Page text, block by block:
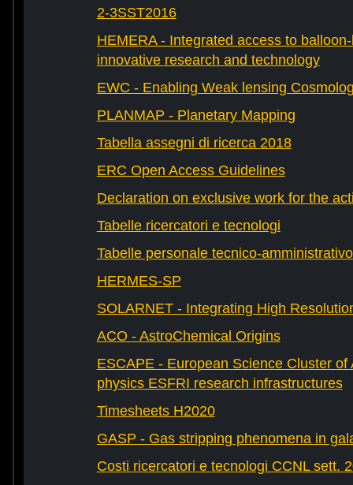
2-3SST2016
HEMERA - Integrated access to
innovative research and technology
EWC - Enabling Weak lensing
PLANMAP - Planetary Mapping
Tabella assegni di ricerca 2018
ERC Open Access Guidelines
Declaration on exclusive work for the
Tabelle ricercatori e tecnologi
Tabelle personale tecnico-amministrativo
HERMES-SP
SOLARNET - Integrating High
ACO - AstroChemical Origins
ESCAPE - European Science Cluster of
physics ESFRI research infrastructures
Timesheets H2020
GASP - Gas stripping phenomena in
Costi ricercatori e tecnologi CCNL sett.